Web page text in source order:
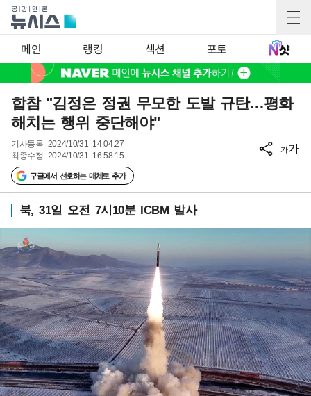
메인 랭킹 섹션 포토
합참 "김정은 정권 무모한 도발 규탄…평화
해치는 행위 중단해야"
기사등록 2024/10/31 14:04:27
최종수정 2024/10/31 16:58:15
구글에서 선호하는 매체로 추가
가가
북, 31일 오전 7시10분 ICBM 발사